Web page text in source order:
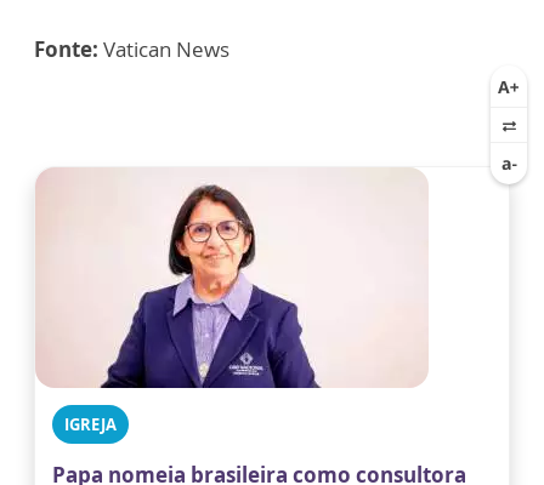
Fonte: Vatican News
IGREJA
Papa nomeia brasileira como consultora